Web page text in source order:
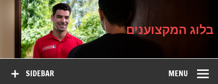
בלוג
המקצוענים
על עיצוב, שיפוץ וטיפוח הבית
בלוג המקצוענים
SIDEBAR MENU